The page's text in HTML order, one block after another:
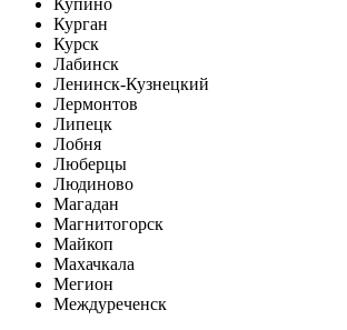
Курган
Курск
Лабинск
Ленинск-Кузнецкий
Лермонтов
Липецк
Лобня
Люберцы
Людиново
Магадан
Магнитогорск
Майкоп
Махачкала
Мегион
Междуреченск